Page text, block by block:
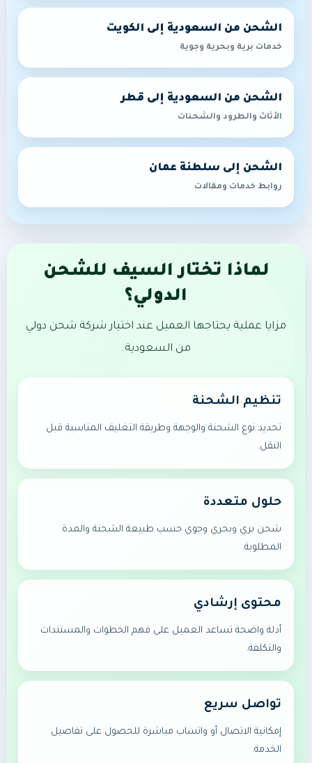
الشحن من السعودية إلى الكويت
خدمات برية وبحرية وجوية
الشحن من السعودية إلى قطر
الأثاث والطرود والشحنات
الشحن إلى سلطنة عمان
روابط خدمات ومقالات
لماذا تختار السيف للشحن
الدولي؟
مزايا عملية يحتاجها العميل عند اختيار شركة شحن دولي
من السعودية.
تنظيم الشحنة
تحديد نوع الشحنة والوجهة وطريقة التغليف المناسبة قبل
النقل.
حلول متعددة
شحن بري وبحري وجوي حسب طبيعة الشحنة والمدة
المطلوبة.
محتوى إرشادي
أدلة واضحة تساعد العميل على فهم الخطوات والمستندات
والتكلفة.
تواصل سريع
إمكانية الاتصال أو واتساب مباشرة للحصول على تفاصيل
الخدمة.